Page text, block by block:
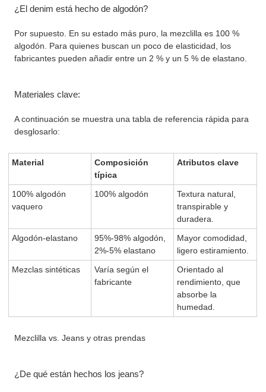
¿El denim está hecho de algodón?
Por supuesto. En su estado más puro, la mezclilla es 100 %
algodón. Para quienes buscan un poco de elasticidad, los
fabricantes pueden añadir entre un 2 % y un 5 % de elastano.
Materiales clave:
A continuación se muestra una tabla de referencia rápida para
desglosarlo:
Material
Composición
típica
Atributos clave
100% algodón
vaquero
100% algodón
Textura natural,
transpirable y
duradera.
Algodón-elastano
95%-98% algodón,
2%-5% elastano
Mayor comodidad,
ligero estiramiento.
Mezclas sintéticas
Varía según el
fabricante
Orientado al
rendimiento, que
absorbe la
humedad.
Mezclilla vs. Jeans y otras prendas
¿De qué están hechos los jeans?